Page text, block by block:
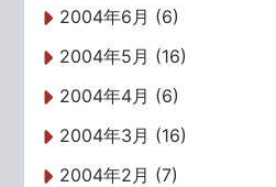
2004年6月 (6)
2004年5月 (16)
2004年4月 (6)
2004年3月 (16)
2004年2月 (7)